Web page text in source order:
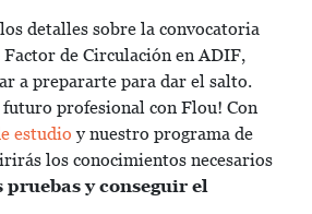
detalles sobre la convocatoria
Factor de Circulación en ADIF,
a prepararte para dar el salto.
futuro profesional con Flou! Con
estudio y nuestro programa de
los conocimientos necesarios
pruebas y conseguir el